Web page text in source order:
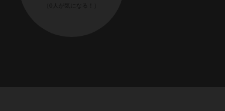
（0人が気になる！）